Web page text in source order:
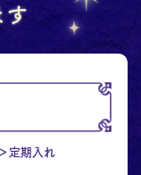
定期入れ